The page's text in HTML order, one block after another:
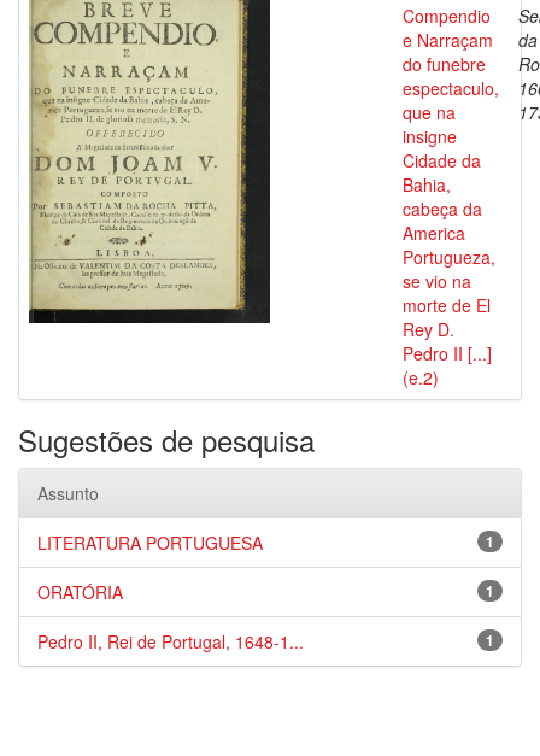
Compendio
e Narraçam
do funebre
espectaculo,
que na
insigne
Cidade da
Bahia,
cabeça da
America
Portugueza,
se vio na
morte de El
Rey D.
Pedro II [...]
(e.2)
da
Sugestões de pesquisa
Assunto
1
LITERATURA PORTUGUESA
1
ORATÓRIA
1
Pedro II, Rei de Portugal, 1648-1...